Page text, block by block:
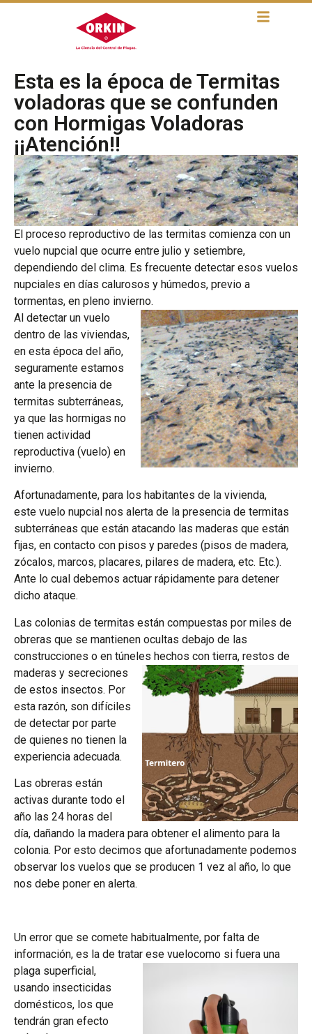
Esta es la época de Termitas
voladoras que se confunden
con Hormigas Voladoras
¡¡Atención!!
El proceso reproductivo de las termitas comienza con un
vuelo nupcial que ocurre entre julio y setiembre,
dependiendo del clima. Es frecuente detectar esos vuelos
nupciales en días calurosos y húmedos, previo a
tormentas, en pleno invierno.
Al detectar un vuelo
dentro de las viviendas,
en esta época del año,
seguramente estamos
ante la presencia de
termitas subterráneas,
ya que las hormigas no
tienen actividad
reproductiva (vuelo) en
invierno.
Afortunadamente, para los habitantes de la vivienda,
este vuelo nupcial nos alerta de la presencia de termitas
subterráneas que están atacando las maderas que están
fijas, en contacto con pisos y paredes (pisos de madera,
zócalos, marcos, placares, pilares de madera, etc. Etc.).
Ante lo cual debemos actuar rápidamente para detener
dicho ataque.
Las colonias de termitas están compuestas por miles de
obreras que se mantienen ocultas debajo de las
construcciones o en túneles hechos con tierra, restos de
maderas y secreciones
de estos insectos. Por
esta razón, son difíciles
de detectar por parte
de quienes no tienen la
experiencia adecuada.
Las obreras están
activas durante todo el
año las 24 horas del
día, dañando la madera para obtener el alimento para la
colonia. Por esto decimos que afortunadamente podemos
observar los vuelos que se producen 1 vez al año, lo que
nos debe poner en alerta.
Un error que se comete habitualmente, por falta de
información, es la de tratar ese vuelocomo si fuera una
plaga superficial,
usando insecticidas
domésticos, los que
tendrán gran efecto